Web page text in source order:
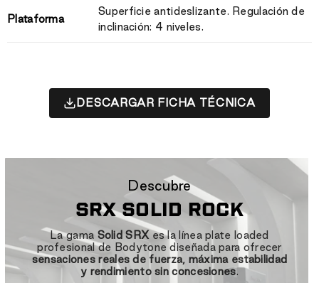
Plataforma
Superficie antideslizante. Regulación de
inclinación: 4 niveles.
DESCARGAR FICHA TÉCNICA
Descubre
SRX SOLID ROCK
La gama Solid SRX es la línea plate loaded
profesional de Bodytone diseñada para ofrecer
sensaciones reales de fuerza, máxima estabilidad
y rendimiento sin concesiones.